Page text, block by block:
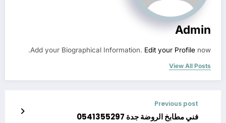
Admin
Add your Biographical Information. Edit your Profile now.
View All Posts
Previous post
فني مطابخ الروضة جدة 0541355297